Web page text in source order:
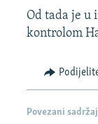
Od tada je u
kontrolom
Povezani